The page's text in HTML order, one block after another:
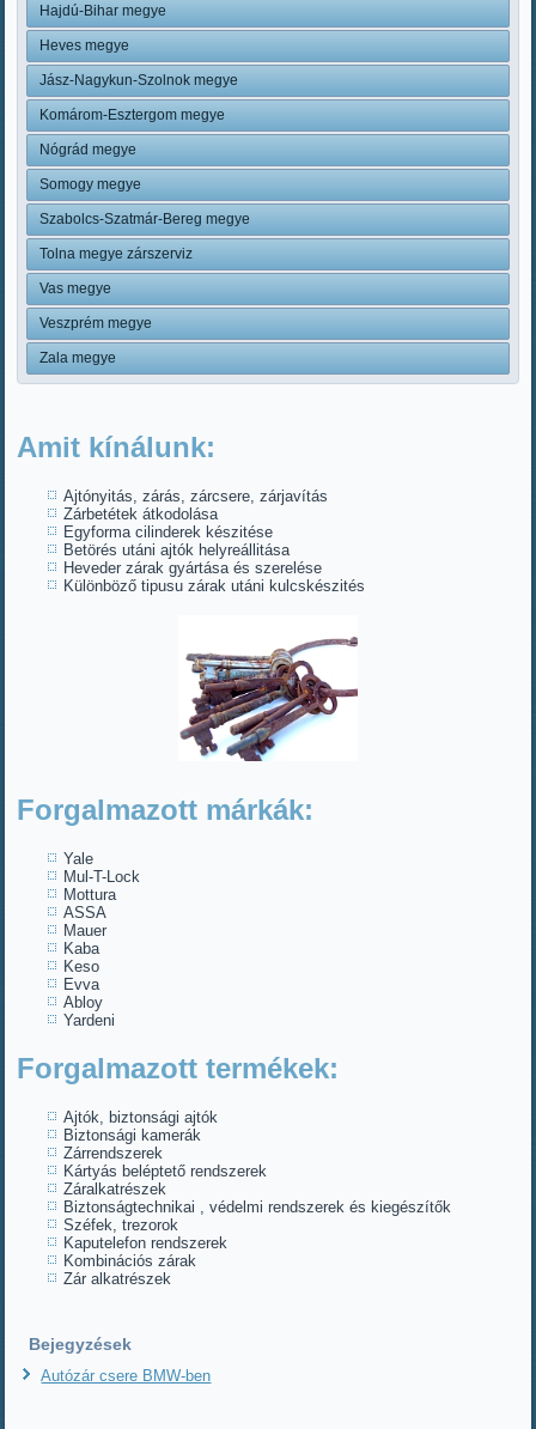
Hajdú-Bihar megye
Heves megye
Jász-Nagykun-Szolnok megye
Komárom-Esztergom megye
Nógrád megye
Somogy megye
Szabolcs-Szatmár-Bereg megye
Tolna megye zárszerviz
Vas megye
Veszprém megye
Zala megye
Amit kínálunk:
Ajtónyitás, zárás, zárcsere, zárjavítás
Zárbetétek átkodolása
Egyforma cilinderek készitése
Betörés utáni ajtók helyreállitása
Heveder zárak gyártása és szerelése
Különböző tipusu zárak utáni kulcskészités
Forgalmazott márkák:
Yale
Mul-T-Lock
Mottura
ASSA
Mauer
Kaba
Keso
Evva
Abloy
Yardeni
Forgalmazott termékek:
Ajtók, biztonsági ajtók
Biztonsági kamerák
Zárrendszerek
Kártyás beléptető rendszerek
Záralkatrészek
Biztonságtechnikai , védelmi rendszerek és kiegészítők
Széfek, trezorok
Kaputelefon rendszerek
Kombinációs zárak
Zár alkatrészek
Bejegyzések
Autózár csere BMW-ben